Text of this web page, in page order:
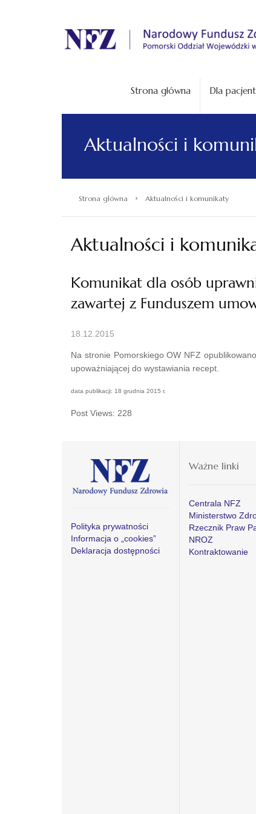
.
Strona główna Dla
Aktualności i
Strona główna › Aktualności i komunikaty
Aktualności i
Komunikat dla osób
zawartej z Funduszem
18.12.2015
Na stronie Pomorskiego OW NFZ opublikowano
upoważniającej do wystawiania recept.
data publikacji: 18 grudnia 2015 r.
Post Views: 228
Polityka prywatności
Informacja o „cookies”
Deklaracja dostępności
Ważne linki
Centrala NFZ
Ministerstwo
Rzecznik Praw
NROZ
Kontraktowanie